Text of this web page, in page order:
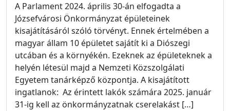
A Parlament 2024. április 30-án elfogadta a
Józsefvárosi Önkormányzat épületeinek
kisajátításáról szóló törvényt. Ennek értelmében a
magyar állam 10 épületet sajátít ki a Diószegi
utcában és a környékén. Ezeknek az épületeknek a
helyén létesül majd a Nemzeti Közszolgálati
Egyetem tanárképző központja. A kisajátított
ingatlanok: Az érintett lakók számára 2025. január
31-ig kell az önkormányzatnak cserelakást […]